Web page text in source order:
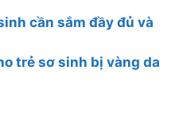
cần sắm đầy đủ và
trẻ sơ sinh bị vàng da